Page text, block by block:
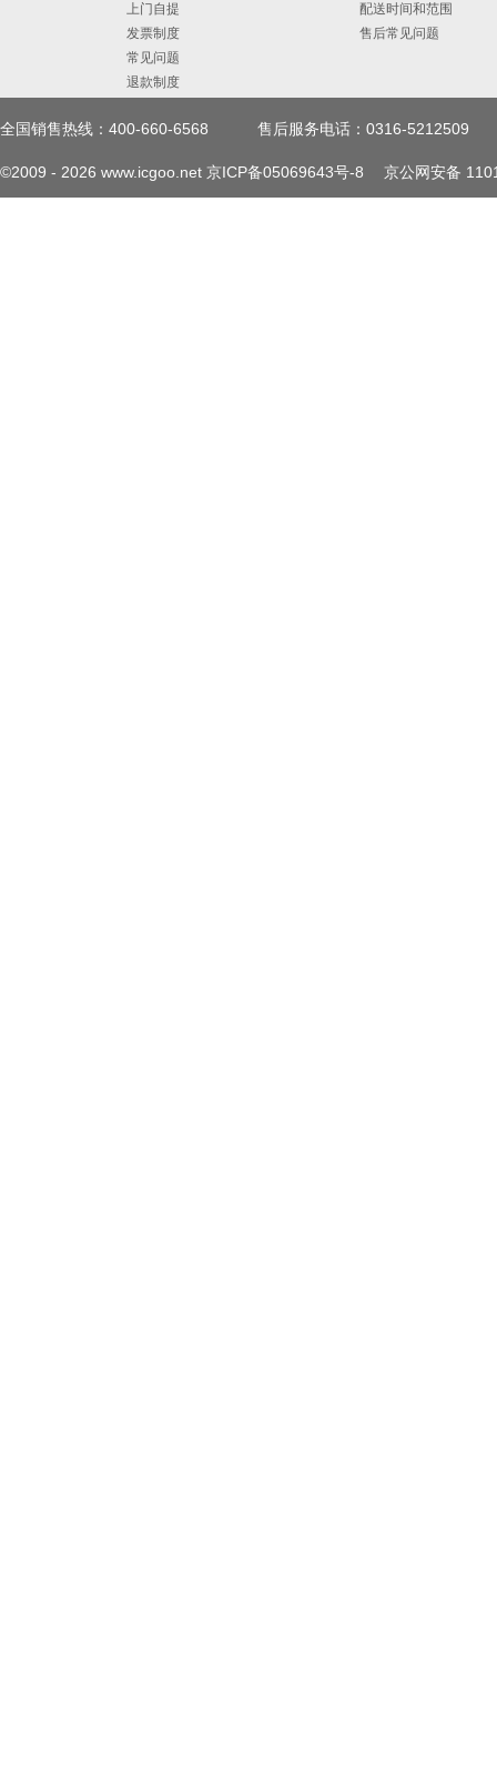
上门自提
发票制度
常见问题
退款制度
配送时间和范围
售后常见问题
全国销售热线：400-660-6568 售后服务电话：0316-5212509
©2009 - 2026 www.icgoo.net 京ICP备05069643号-8 京公网安备